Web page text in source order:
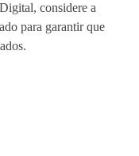
considere a
para garantir que